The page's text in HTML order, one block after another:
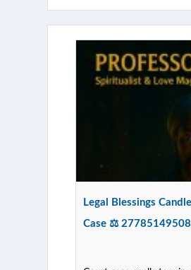
Legal Blessings
Case ⚖️ 27785149508